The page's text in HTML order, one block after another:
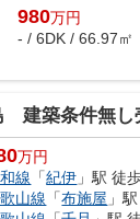
980万円
- / 6DK / 66.97㎡
築条件無し売土地
万円
線 「紀伊 」駅 徒
山線 「布施屋 」